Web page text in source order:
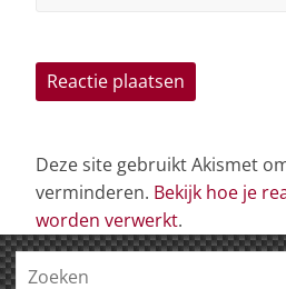
Deze site gebruikt Akismet
verminderen. Bekijk hoe je
worden verwerkt.